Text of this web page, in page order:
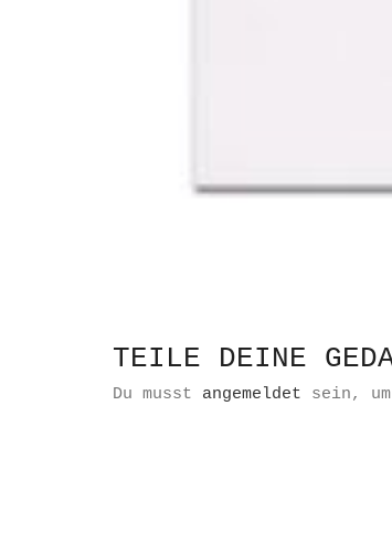
TEILE DEINE
Du musst angemeldet sein, um